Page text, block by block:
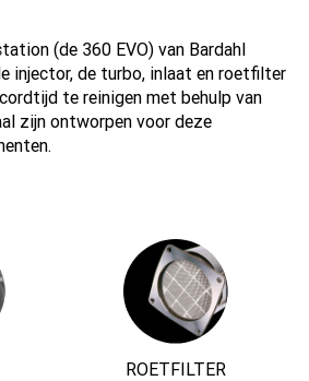
(de 360 EVO) van Bardahl
injector, de turbo, inlaat en roetfilter
te reinigen met behulp van
zijn ontworpen voor deze
ROETFILTER